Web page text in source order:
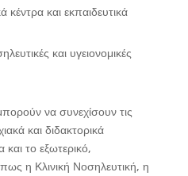
κέντρα και εκπαιδευτικά
και υγειονομικές
να συνεχίσουν τις
και διδακτορικά
το εξωτερικό,
η Κλινική Νοσηλευτική, η